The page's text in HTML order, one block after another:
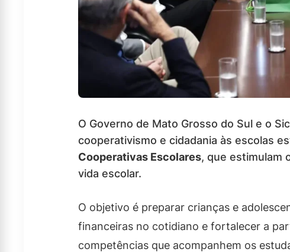
O Governo de Mato Grosso do Sul e o
cooperativismo e cidadania às escolas
Cooperativas Escolares, que estimulam
vida escolar.
O objetivo é preparar crianças e
financeiras no cotidiano e fortalecer a
competências que acompanhem os